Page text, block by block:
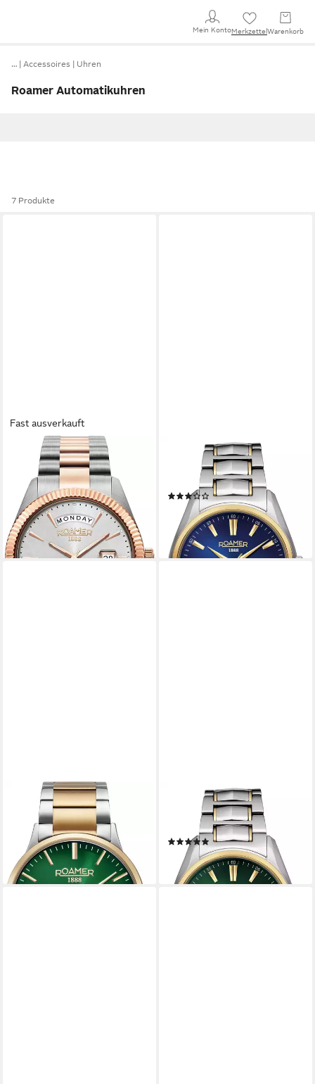
Mein KontoMerkzettel Warenkorb
… Accessoires Uhren
Roamer Automatikuhren
7 Produkte
Fast ausverkauft
ROAMER
Schweizer Uhr Primeline
Daydate
659,00 € UVP679,00 €
-3%
lieferbar - in 2-3 Werktagen bei dir
ROAMER
Schweizer Uhr Searock
Automatic
(1)
749,00 € UVP829,00 €
-10%
lieferbar - in 2-3 Werktagen bei dir
ROAMER
Schweizer Uhr R-Line Classic
239,00 € UVP289,00 €
-17%
lieferbar - in 2-3 Werktagen bei dir
ROAMER
Schweizer Uhr Searock
Automatic
(1)
699,00 €
lieferbar - in 2-3 Werktagen bei dir